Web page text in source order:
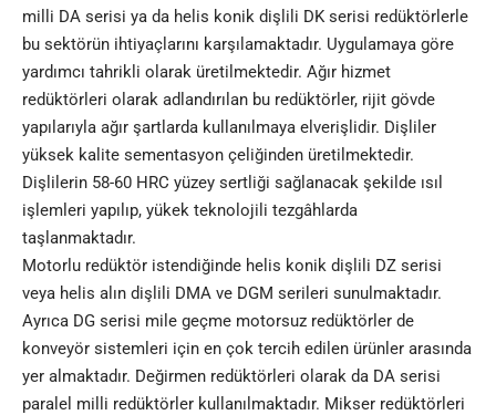
milli DA serisi ya da helis konik dişlili DK serisi redüktörlerle
bu sektörün ihtiyaçlarını karşılamaktadır. Uygulamaya göre
yardımcı tahrikli olarak üretilmektedir. Ağır hizmet
redüktörleri olarak adlandırılan bu redüktörler, rijit gövde
yapılarıyla ağır şartlarda kullanılmaya elverişlidir. Dişliler
yüksek kalite sementasyon çeliğinden üretilmektedir.
Dişlilerin 58-60 HRC yüzey sertliği sağlanacak şekilde ısıl
işlemleri yapılıp, yükek teknolojili tezgâhlarda
taşlanmaktadır.
Motorlu redüktör istendiğinde helis konik dişlili DZ serisi
veya helis alın dişlili DMA ve DGM serileri sunulmaktadır.
Ayrıca DG serisi mile geçme motorsuz redüktörler de
konveyör sistemleri için en çok tercih edilen ürünler arasında
yer almaktadır. Değirmen redüktörleri olarak da DA serisi
paralel milli redüktörler kullanılmaktadır. Mikser redüktörleri